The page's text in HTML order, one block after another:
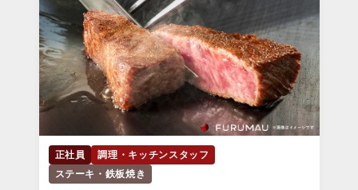
正社員
調理・キッチンスタッフ
ステーキ・鉄板焼き